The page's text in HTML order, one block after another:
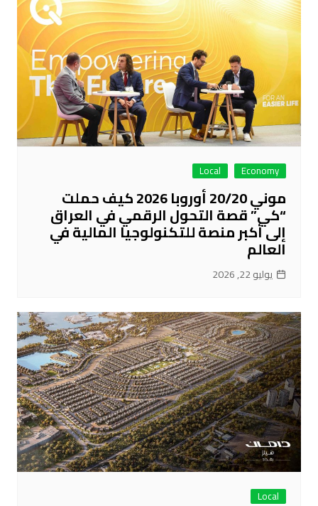
Economy
Local
موني 20/20 أوروبا 2026 كيف حملت
“كي” قصة التحول الرقمي في العراق
إلى أكبر منصة للتكنولوجيا المالية في
العالم
يوليو 22, 2026
Local